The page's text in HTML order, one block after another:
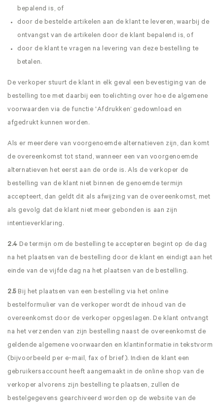
bepalend is, of
door de bestelde artikelen aan de klant te leveren, waarbij de
ontvangst van de artikelen door de klant bepalend is, of
door de klant te vragen na levering van deze bestelling te
betalen.
De verkoper stuurt de klant in elk geval een bevestiging van de
bestelling toe met daarbij een toelichting over hoe de algemene
voorwaarden via de functie 'Afdrukken’ gedownload en
afgedrukt kunnen worden.
Als er meerdere van voorgenoemde alternatieven zijn, dan komt
de overeenkomst tot stand, wanneer een van voorgenoemde
alternatieven het eerst aan de orde is. Als de verkoper de
bestelling van de klant niet binnen de genoemde termijn
accepteert, dan geldt dit als afwijzing van de overeenkomst, met
als gevolg dat de klant niet meer gebonden is aan zijn
intentieverklaring.
2.4 De termijn om de bestelling te accepteren begint op de dag
na het plaatsen van de bestelling door de klant en eindigt aan het
einde van de vijfde dag na het plaatsen van de bestelling.
2.5Bij het plaatsen van een bestelling via het online
bestelformulier van de verkoper wordt de inhoud van de
overeenkomst door de verkoper opgeslagen. De klant ontvangt
na het verzenden van zijn bestelling naast de overeenkomst de
geldende algemene voorwaarden en klantinformatie in tekstvorm
(bijvoorbeeld per e-mail, fax of brief). Indien de klant een
gebruikersaccount heeft aangemaakt in de online shop van de
verkoper alvorens zijn bestelling te plaatsen, zullen de
bestelgegevens gearchiveerd worden op de website van de